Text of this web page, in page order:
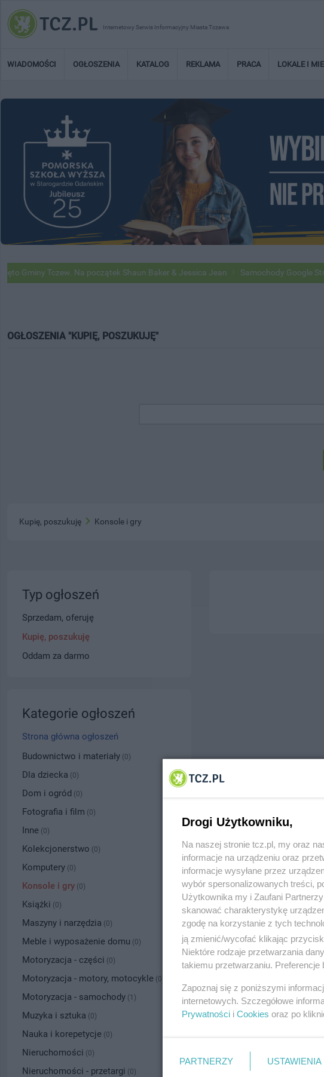
Internetowy Serwis Informacyjny Miasta Tczewa
WIADOMOŚCI OGŁOSZENIA KATALOG REKLAMA PRACA LOKALE I
Tczew. Na początek Shaun Baker & Jessica Jean Samochody Google Street
OGŁOSZENIA "KUPIĘ, POSZUKUJĘ"
Kupię, poszukuję Konsole i gry
Typ ogłoszeń
Sprzedam, oferuję
Kupię, poszukuję
Oddam za darmo
Kategorie ogłoszeń
Strona główna ogłoszeń
Budownictwo i materiały (0)
Dla dziecka (0)
Dom i ogród (0)
Fotografia i film (0)
Inne (0)
Kolekcjonerstwo (0)
Komputery (0)
Konsole i gry (0)
Książki (0)
Maszyny i narzędzia (0)
Meble i wyposażenie domu (0)
Motoryzacja - części (0)
Motoryzacja - motory, motocykle (0)
Motoryzacja - samochody (1)
Muzyka i sztuka (0)
Nauka i korepetycje (0)
Nieruchomości (0)
Nieruchomości - przetargi (0)
Drogi Użytkowniku,
Na naszej stronie tcz.pl, my oraz
informacje na urządzeniu oraz
informacje wysyłane przez
wybór spersonalizowanych treści,
Użytkownika my i Zaufani
skanować charakterystykę
zgodę na korzystanie z tych
ją zmienić/wycofać klikając
Niektóre rodzaje przetwarzania
takiemu przetwarzaniu. Preferencje
Zapoznaj się z poniższymi
internetowych. Szczegółowe
Prywatności i Cookies oraz po
PARTNERZY USTAWIENIA